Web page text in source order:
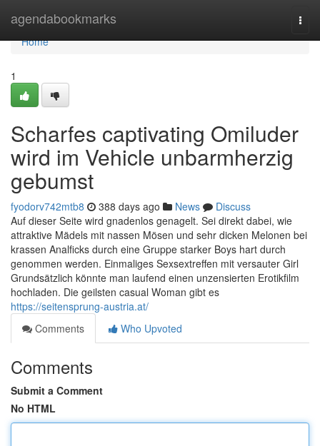
agendabookmarks
Home
Home
1
Scharfes captivating Omiluder
wird im Vehicle unbarmherzig
gebumst
fyodorv742mtb8 388 days ago News
Discuss
Auf dieser Seite wird gnadenlos genagelt. Sei direkt dabei, wie
attraktive Mädels mit nassen Mösen und sehr dicken Melonen bei
krassen Analficks durch eine Gruppe starker Boys hart durch
genommen werden. Einmaliges Sexsextreffen mit versauter Girl
Grundsätzlich könnte man laufend einen unzensierten Erotikfilm
hochladen. Die geilsten casual Woman gibt es
https://seitensprung-austria.at/
Comments
Who Upvoted
Comments
Submit a Comment
No HTML